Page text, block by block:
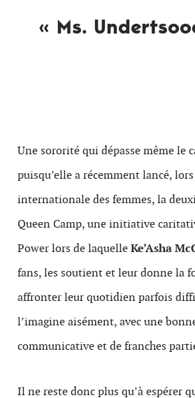
« Ms.
Une sororité qui dépasse même le
puisqu’elle a récemment lancé,
internationale des femmes, la
Queen Camp, une initiative
Power lors de laquelleKe’Asha
fans, les soutient et leur donne la
affronter leur quotidien parfois
l’imagine aisément, avec une
communicative et de franches
Il ne reste donc plus qu’à espérer